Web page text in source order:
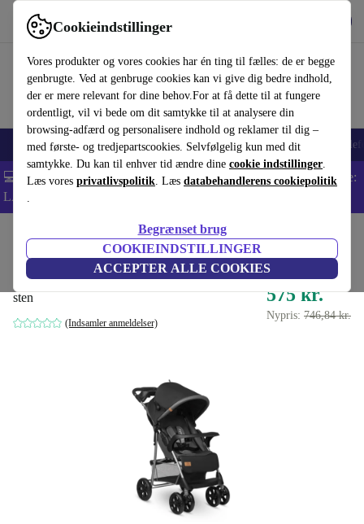
Cookieindstillinger
Vores produkter og vores cookies har én ting til fælles: de er begge
genbrugte. Ved at genbruge cookies kan vi give dig bedre indhold,
der er mere relevant for dine behov.For at få dette til at fungere
ordentligt, vil vi bede om dit samtykke til at analysere din
browsing-adfærd og personalisere indhold og reklamer til dig –
med første- og tredjepartscookies. Selvfølgelig kun med dit
samtykke. Du kan til enhver tid ændre dine cookie indstillinger.
Læs vores privatlivspolitik. Læs databehandlerens cookiepolitik
.
Begrænset brug
COOKIEINDSTILLINGER
ACCEPTER ALLE COOKIES
Brug refurbed hurtigt og nemt
Smartphones Bærbare Tablets Smartwatches Tilbehør
💻 Ekstra 5% rabat på alle MacBooks og bærbare computere - Kode:
LAPTOP5 -
Barnevogne & Klapvogne
Lionelo Emma Plus klapvogn
sten
(Indsamler anmeldelser)
575 kr.
Nypris: 746,84 kr.